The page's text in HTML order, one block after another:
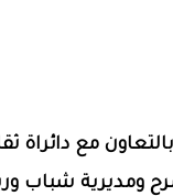
مع دائراة
ومديرية شباب